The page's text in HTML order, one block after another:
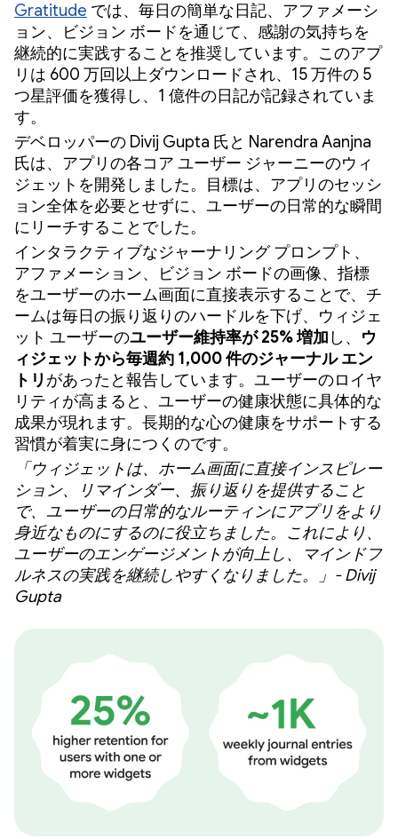
Gratitude では、毎日の簡単な日記、アファメーシ
ョン、ビジョン ボードを通じて、感謝の気持ちを
継続的に実践することを推奨しています。このアプ
リは 600 万回以上ダウンロードされ、15 万件の 5
つ星評価を獲得し、1 億件の日記が記録されていま
す。
デベロッパーの Divij Gupta 氏と Narendra Aanjna
氏は、アプリの各コア ユーザー ジャーニーのウィ
ジェットを開発しました。目標は、アプリのセッシ
ョン全体を必要とせずに、ユーザーの日常的な瞬間
にリーチすることでした。
インタラクティブなジャーナリング プロンプト、
アファメーション、ビジョン ボードの画像、指標
をユーザーのホーム画面に直接表示することで、チ
ームは毎日の振り返りのハードルを下げ、ウィジェ
ット ユーザーのユーザー維持率が 25% 増加 し、 ウ
ィジェットから毎週約 1,000 件のジャーナル エン
トリ があったと報告しています。ユーザーのロイヤ
リティが高まると、ユーザーの健康状態に具体的な
成果が現れます。長期的な心の健康をサポートする
習慣が着実に身につくのです。
「ウィジェットは、ホーム画面に直接インスピレー
ション、リマインダー、振り返りを提供すること
で、ユーザーの日常的なルーティンにアプリをより
身近なものにするのに役立ちました。これにより、
ユーザーのエンゲージメントが向上し、マインドフ
ルネスの実践を継続しやすくなりました。」- Divij
Gupta